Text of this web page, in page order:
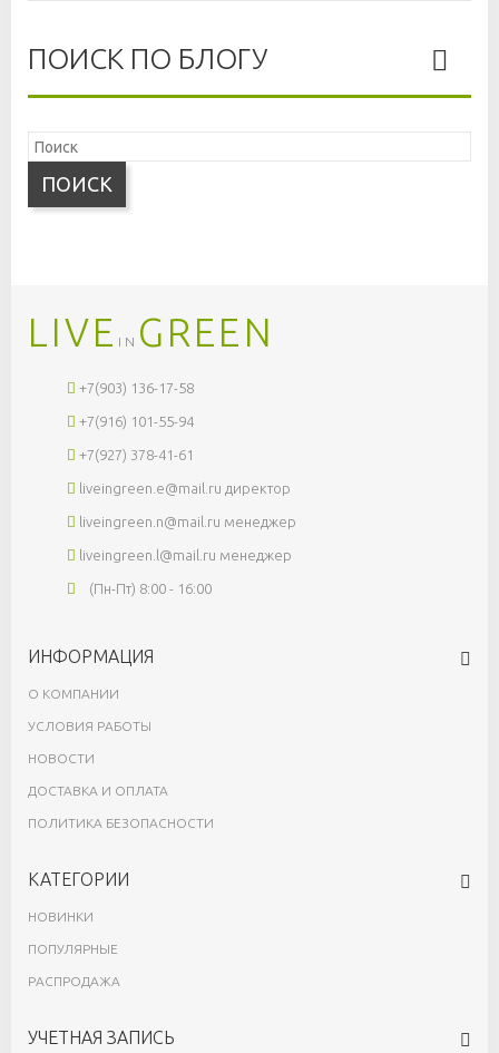
ПОИСК ПО БЛОГУ
ПОИСК
LIVE IN GREEN
+7(903) 136-17-58
+7(916) 101-55-94
+7(927) 378-41-61
liveingreen.e@mail.ru директор
liveingreen.n@mail.ru менеджер
liveingreen.l@mail.ru менеджер
(Пн-Пт) 8:00 - 16:00
ИНФОРМАЦИЯ
О КОМПАНИИ
УСЛОВИЯ РАБОТЫ
НОВОСТИ
ДОСТАВКА И ОПЛАТА
ПОЛИТИКА БЕЗОПАСНОСТИ
КАТЕГОРИИ
НОВИНКИ
ПОПУЛЯРНЫЕ
РАСПРОДАЖА
УЧЕТНАЯ ЗАПИСЬ